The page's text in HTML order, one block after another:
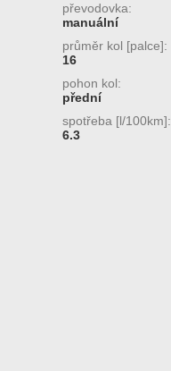
převodovka:
manuální
průměr kol [palce]:
16
pohon kol:
přední
spotřeba [l/100km]:
6.3